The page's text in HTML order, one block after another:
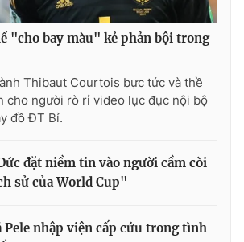
Infographic
Shorts video
"cho bay màu" kẻ phản bội trong
Thibaut Courtois bực tức và thề
cho người rò rỉ video lục đục nội bộ
đồ ĐT Bỉ.
đặt niềm tin vào người cầm còi
sử của World Cup"
Pele nhập viện cấp cứu trong tình